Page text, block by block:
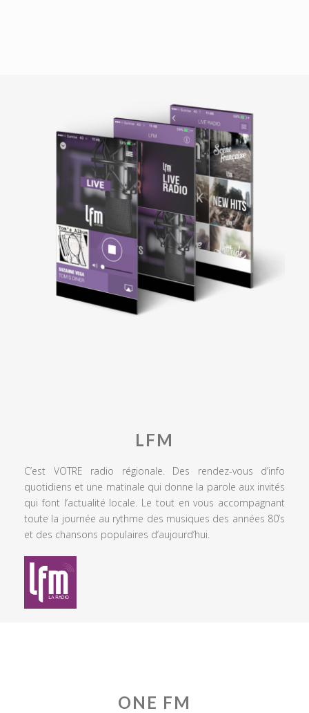
LFM
C’est VOTRE radio régionale. Des rendez-vous d’info
quotidiens et une matinale qui donne la parole aux invités
qui font l’actualité locale. Le tout en vous accompagnant
toute la journée au rythme des musiques des années 80’s
et des chansons populaires d’aujourd’hui.
ONE FM